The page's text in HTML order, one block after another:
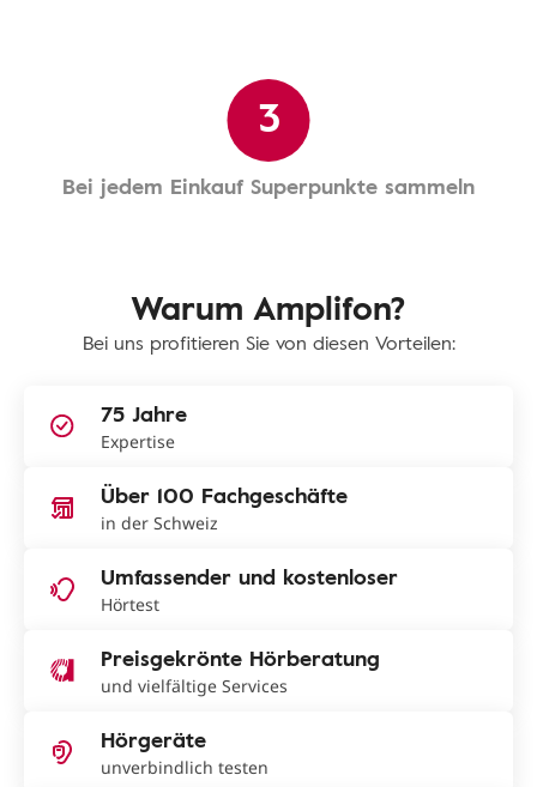
3
Bei jedem Einkauf Superpunkte sammeln
Warum Amplifon?
Bei uns profitieren Sie von diesen Vorteilen:
75 Jahre
Expertise
Über 100 Fachgeschäfte
in der Schweiz
Umfassender und kostenloser
Hörtest
Preisgekrönte Hörberatung
und vielfältige Services
Hörgeräte
unverbindlich testen